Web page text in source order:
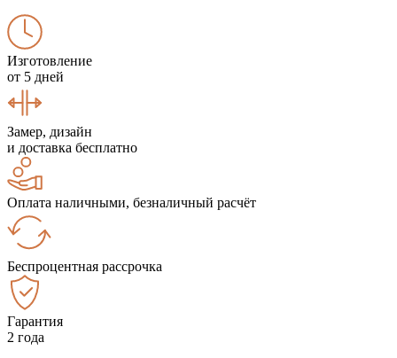
Изготовление
от 5 дней
Замер, дизайн
и доставка бесплатно
Оплата наличными, безналичный расчёт
Беспроцентная рассрочка
Гарантия
2 года